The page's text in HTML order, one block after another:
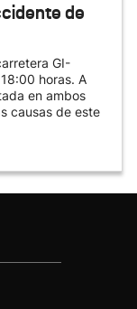
de
GI-
horas. A
en ambos
causas de este